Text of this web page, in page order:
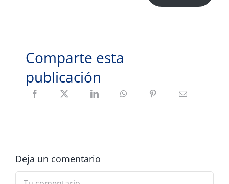
Comparte esta
publicación
Deja un comentario
Comment